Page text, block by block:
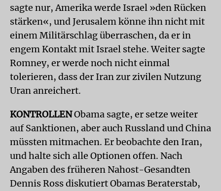
sagte nur, Amerika werde Israel »den Rücken
stärken«, und Jerusalem könne ihn nicht mit
einem Militärschlag überraschen, da er in
engem Kontakt mit Israel stehe. Weiter sagte
Romney, er werde noch nicht einmal
tolerieren, dass der Iran zur zivilen Nutzung
Uran anreichert.
KONTROLLENObama sagte, er setze weiter
auf Sanktionen, aber auch Russland und China
müssten mitmachen. Er beobachte den Iran,
und halte sich alle Optionen offen. Nach
Angaben des früheren Nahost-Gesandten
Dennis Ross diskutiert Obamas Beraterstab,